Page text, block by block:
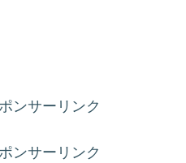
ンサーリンク
ンサーリンク